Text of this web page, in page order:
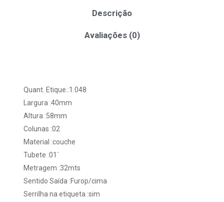
Descrição
Avaliações (0)
Quant. Etique.:1.048
Largura :40mm
Altura :58mm
Colunas :02
Material :couche
Tubete :01´
Metragem :32mts
Sentido Saída :Furop/cima
Serrilha na etiqueta :sim